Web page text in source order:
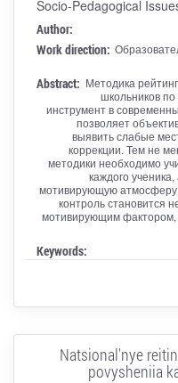
Socio-Pedagogical
Author:
Work direction:
Abstract: Методика
школьников
инструмент в
позволяет
выявить слабые
коррекции. Тем не
методики необходимо
каждого
мотивирующую атмосферу
контроль становится
мотивирующим фактором,
Keywords:
Natsional'nye
povysheniia